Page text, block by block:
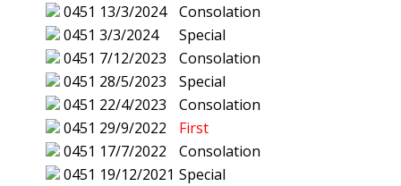
0451 13/3/2024
Consolation
0451 3/3/2024
Special
0451 7/12/2023
Consolation
0451 28/5/2023
Special
0451 22/4/2023
Consolation
0451 29/9/2022
First
0451 17/7/2022
Consolation
0451 19/12/2021 Special